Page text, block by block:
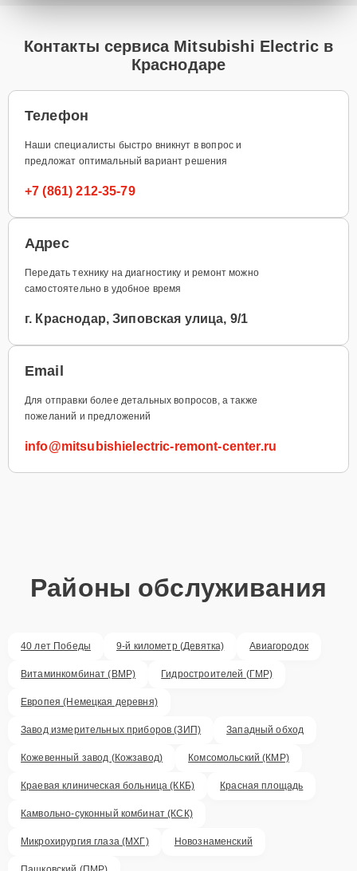
Контакты сервиса Mitsubishi Electric в
Краснодаре
Телефон
Наши специалисты быстро вникнут в вопрос и
предложат оптимальный вариант решения
+7 (861) 212-35-79
Адрес
Передать технику на диагностику и ремонт можно
самостоятельно в удобное время
г. Краснодар, Зиповская улица, 9/1
Email
Для отправки более детальных вопросов, а также
пожеланий и предложений
info@mitsubishielectric-remont-center.ru
Районы обслуживания
40 лет Победы 9-й километр (Девятка) Авиагородок
Витаминкомбинат (ВМР) Гидростроителей (ГМР)
Европея (Немецкая деревня)
Завод измерительных приборов (ЗИП) Западный обход
Кожевенный завод (Кожзавод) Комсомольский (КМР)
Краевая клиническая больница (ККБ) Красная площадь
Камвольно-суконный комбинат (КСК)
Микрохирургия глаза (МХГ) Новознаменский